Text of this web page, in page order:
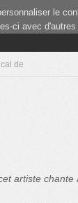
(current)
de
artiste chante
le
ci avec